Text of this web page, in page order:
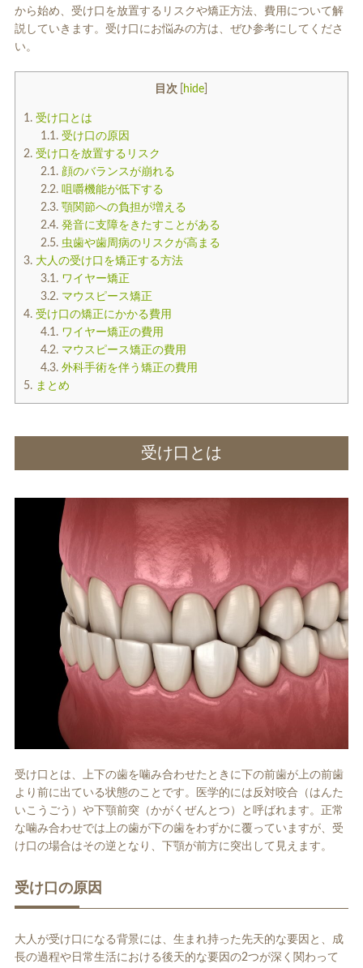
予防歯科
診療時間・アクセス
採用情報
医院からのお知らせ
歯科コラム
から始め、受け口を放置するリスクや矯正方法、費用について解
説していきます。受け口にお悩みの方は、ぜひ参考にしてくださ
い。
目次 hide
1.受け口とは
1.1.受け口の原因
2.受け口を放置するリスク
2.1.顔のバランスが崩れる
2.2.咀嚼機能が低下する
2.3.顎関節への負担が増える
2.4.発音に支障をきたすことがある
2.5.虫歯や歯周病のリスクが高まる
3.大人の受け口を矯正する方法
3.1.ワイヤー矯正
3.2.マウスピース矯正
4.受け口の矯正にかかる費用
4.1.ワイヤー矯正の費用
4.2.マウスピース矯正の費用
4.3.外科手術を伴う矯正の費用
5.まとめ
受け口とは
受け口とは、上下の歯を噛み合わせたときに下の前歯が上の前歯
より前に出ている状態のことです。医学的には反対咬合（はんた
いこうごう）や下顎前突（かがくぜんとつ）と呼ばれます。正常
な噛み合わせでは上の歯が下の歯をわずかに覆っていますが、受
け口の場合はその逆となり、下顎が前方に突出して見えます。
受け口の原因
大人が受け口になる背景には、生まれ持った先天的な要因と、成
長の過程や日常生活における後天的な要因の2つが深く関わって